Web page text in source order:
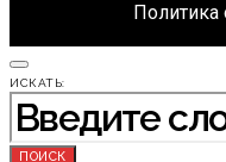
Политика
ИСКАТЬ:
ПОИСК